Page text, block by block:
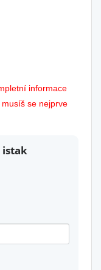
informace
se nejprve
istak